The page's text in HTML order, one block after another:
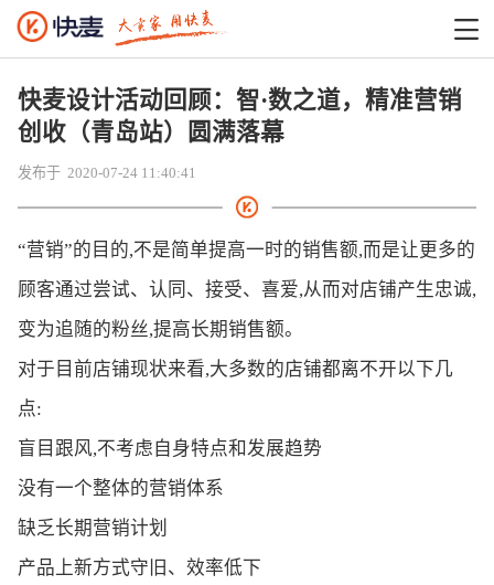
快麦设计活动回顾：智·数之道，精准营销
创收（青岛站）圆满落幕
发布于 2020-07-24 11:40:41
“营销”的目的,不是简单提高一时的销售额,而是让更多的
顾客通过尝试、认同、接受、喜爱,从而对店铺产生忠诚,
变为追随的粉丝,提高长期销售额。
对于目前店铺现状来看,大多数的店铺都离不开以下几
点:
盲目跟风,不考虑自身特点和发展趋势
没有一个整体的营销体系
缺乏长期营销计划
产品上新方式守旧、效率低下